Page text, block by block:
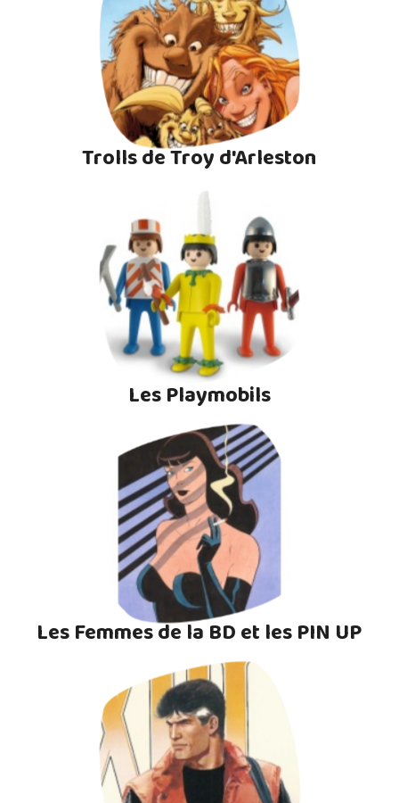
Trolls de Troy d'Arleston
Les Playmobils
Les Femmes de la BD et les PIN UP